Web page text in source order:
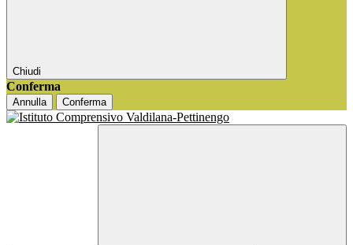
Chiudi
Conferma
Annulla Conferma